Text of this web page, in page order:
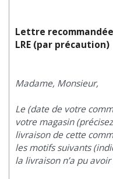
Lettre
LRE (par précaution)
Madame, Monsieur,
Le (date de votre
votre magasin
livraison de cette
les motifs suivants
la livraison n’a pu